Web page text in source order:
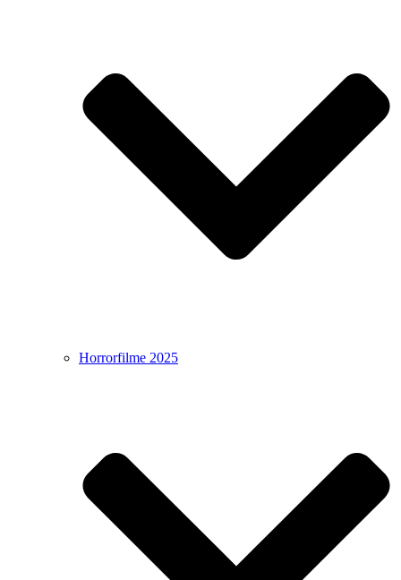
Horrorfilme 2025